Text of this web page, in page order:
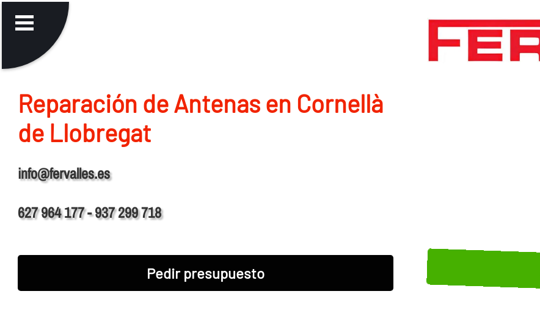
Reparación de Antenas en Cornellà
de Llobregat
info@fervalles.es
627 964 177 - 937 299 718
Pedir presupuesto